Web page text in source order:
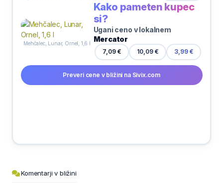
Mehčalec, Lunar, Ornel, 1,6 l
Kako pameten kupec
si?
Ugani ceno v lokalnem
Mercator
7,09 € 10,09 € 3,99 €
Preveri cene v bližini na Sivix.com
Komentarji v bližini